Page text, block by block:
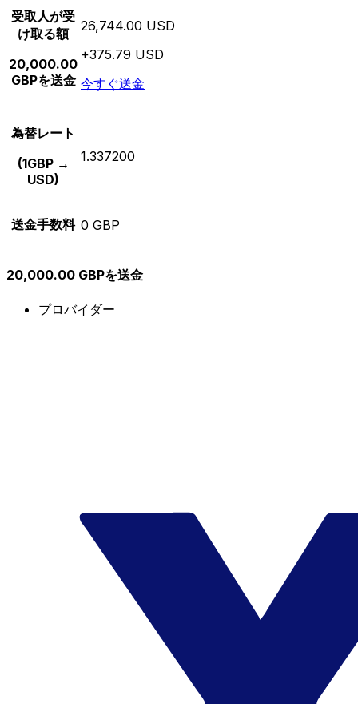
受取人が受
け取る額
20,000.00
GBPを送金
26,744.00 USD
+375.79 USD
今すぐ送金
為替レート
(1GBP →
USD)
1.337200
送金手数料 0 GBP
20,000.00 GBPを送金
プロバイダー